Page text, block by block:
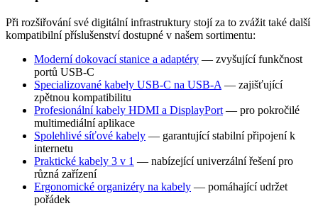
Při rozšiřování své digitální infrastruktury stojí za to zvážit také další
kompatibilní příslušenství dostupné v našem sortimentu:
Moderní dokovací stanice a adaptéry — zvyšující funkčnost
portů USB-C
Specializované kabely USB-C na USB-A — zajišťující
zpětnou kompatibilitu
Profesionální kabely HDMI a DisplayPort — pro pokročilé
multimediální aplikace
Spolehlivé síťové kabely — garantující stabilní připojení k
internetu
Praktické kabely 3 v 1 — nabízející univerzální řešení pro
různá zařízení
Ergonomické organizéry na kabely — pomáhající udržet
pořádek